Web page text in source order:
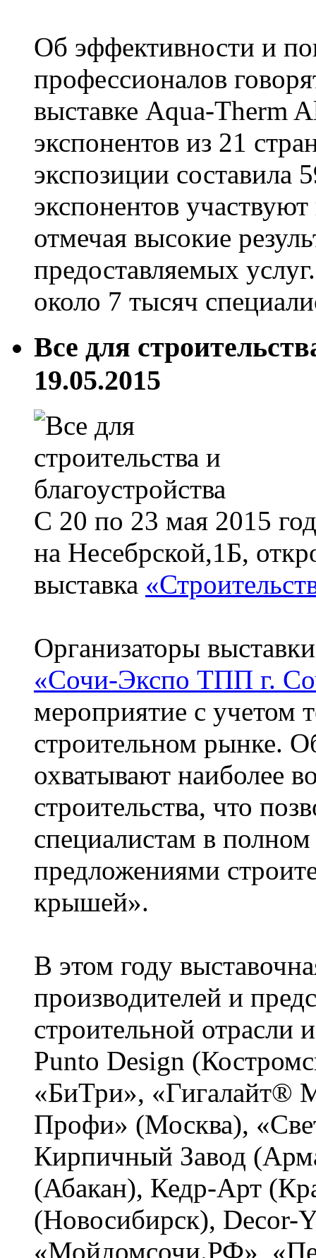
Об эффективности и
профессионалов
выставке Aqua-Therm
экспонентов из 21
экспозиции
экспонентов
отмечая высокие
предоставляемых
около 7 тысяч
Все для
19.05.2015
С 20 по 23 мая 2015
на Несебрской,1Б,
выставка
Организаторы
«Сочи-Экспо ТПП г.
мероприятие с учетом
строительном рынке.
охватывают наиболее
строительства, что
специалистам в
предложениями
крышей».
В этом году
производителей и
строительной отрасли
Punto Design
«БиТри», «Гигалайт®
Профи» (Москва),
Кирпичный Завод
(Абакан), Кедр-Арт
(Новосибирск), Decor-
«Мойдомсочи.РФ»,